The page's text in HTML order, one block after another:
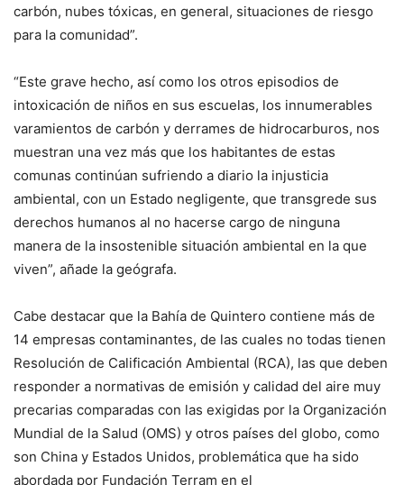
carbón, nubes tóxicas, en general, situaciones de riesgo
para la comunidad”.
“Este grave hecho, así como los otros episodios de
intoxicación de niños en sus escuelas, los innumerables
varamientos de carbón y derrames de hidrocarburos, nos
muestran una vez más que los habitantes de estas
comunas continúan sufriendo a diario la injusticia
ambiental, con un Estado negligente, que transgrede sus
derechos humanos al no hacerse cargo de ninguna
manera de la insostenible situación ambiental en la que
viven”, añade la geógrafa.
Cabe destacar que la Bahía de Quintero contiene más de
14 empresas contaminantes, de las cuales no todas tienen
Resolución de Calificación Ambiental (RCA), las que deben
responder a normativas de emisión y calidad del aire muy
precarias comparadas con las exigidas por la Organización
Mundial de la Salud (OMS) y otros países del globo, como
son China y Estados Unidos, problemática que ha sido
abordada por Fundación Terram en el